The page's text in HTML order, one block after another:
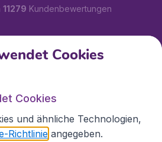
11279 Kundenbewertungen
Cookies
Cookies
und ähnliche Technologien,
Richtlinie angegeben.